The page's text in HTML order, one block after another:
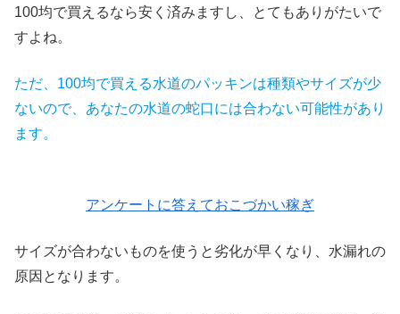
100均で買えるなら安く済みますし、とてもありがたいで
すよね。
ただ、100均で買える水道のパッキンは種類やサイズが少
ないので、あなたの水道の蛇口には合わない可能性があり
ます。
アンケートに答えておこづかい稼ぎ
サイズが合わないものを使うと劣化が早くなり、水漏れの
原因となります。